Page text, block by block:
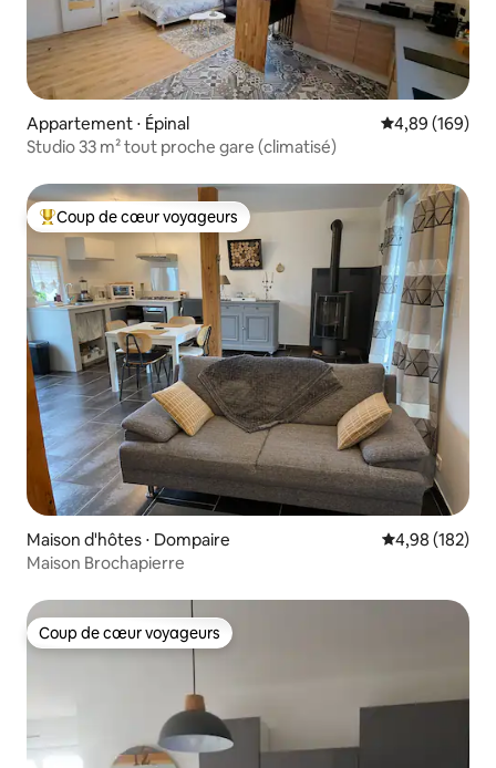
Appartement ⋅ Épinal Évaluation
4,89 (169)
Studio 33 m² tout proche gare (climatisé)
Coups de cœur voyageurs les plus appréciés
Coup de cœur voyageurs
Maison d'hôtes ⋅ Dompaire Évaluation
4,98 (182)
Maison Brochapierre
Coup de cœur voyageurs
Coup de cœur voyageurs